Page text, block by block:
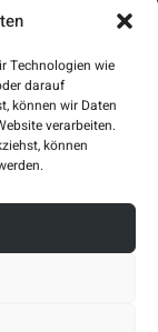
Technologien wie
darauf
können wir Daten
verarbeiten.
können